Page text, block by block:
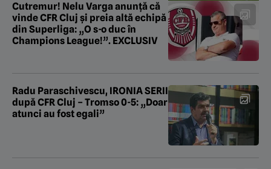
Cutremur! Nelu Varga anunță că
vinde CFR Cluj și preia altă echipă
din Superliga: „O s-o duc în
Champions League!”. EXCLUSIV
Radu Paraschivescu, IRONIA SERII
după CFR Cluj – Tromso 0-5: „Doar
atunci au fost egali”